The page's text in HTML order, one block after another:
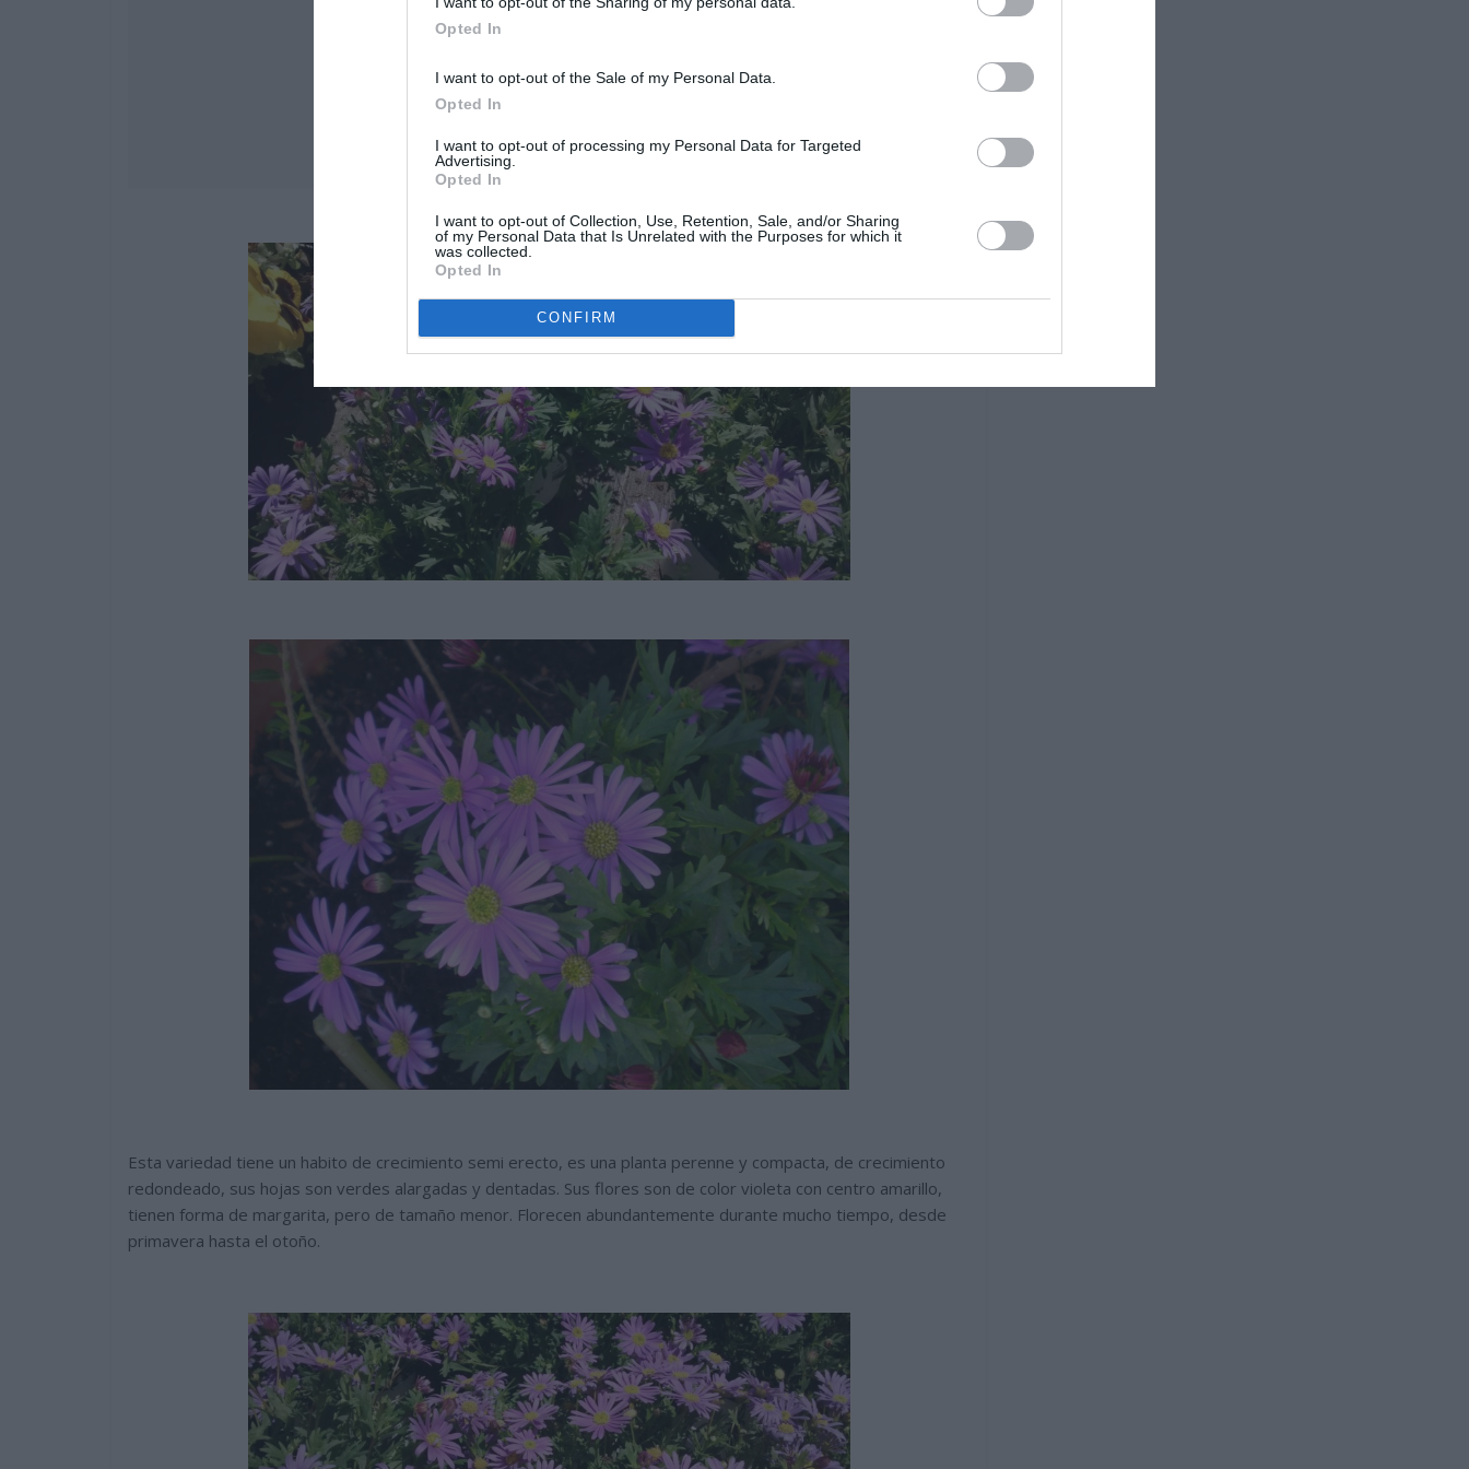
Opted In
I want to opt-out of the Sale of my Personal Data.
Opted In
I want to opt-out of processing my Personal Data for Targeted
Advertising.
Opted In
I want to opt-out of Collection, Use, Retention, Sale, and/or Sharing
of my Personal Data that Is Unrelated with the Purposes for which it
was collected.
Opted In
CONFIRM
Esta variedad tiene un habito de crecimiento semi erecto, es una planta perenne y compacta, de crecimiento
redondeado, sus hojas son verdes alargadas y dentadas. Sus flores son de color violeta con centro amarillo,
tienen forma de margarita, pero de tamaño menor. Florecen abundantemente durante mucho tiempo, desde
primavera hasta el otoño.